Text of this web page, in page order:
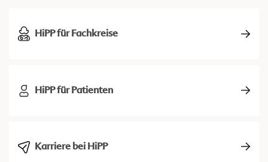
HiPP für Fachkreise
HiPP für Patienten
Karriere bei HiPP